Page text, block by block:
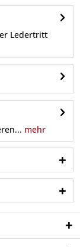
Ledertritt
mehr